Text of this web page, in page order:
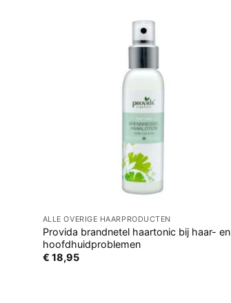
ALLE OVERIGE HAARPRODUCTEN
Provida brandnetel haartonic bij haar- en
hoofdhuidproblemen
€ 18,95